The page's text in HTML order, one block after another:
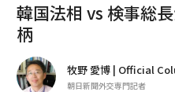
韓国法相 vs 検事総
柄
牧野 愛博 | Official
朝日新聞外交専門記者